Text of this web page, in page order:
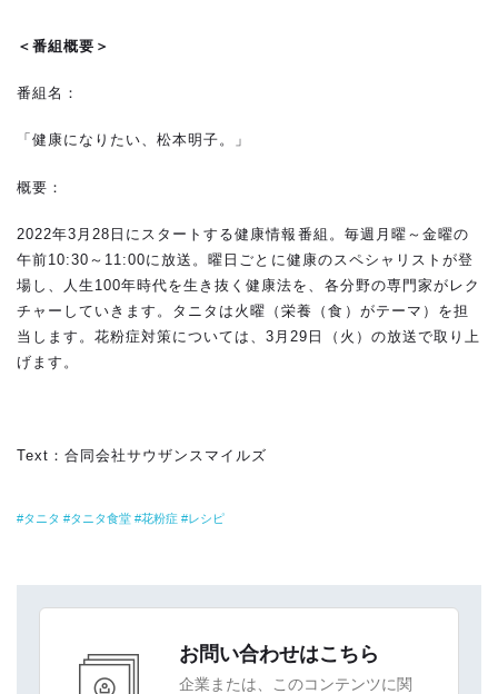
＜番組概要＞
番組名：
「健康になりたい、松本明子。」
概要：
2022年3月28日にスタートする健康情報番組。毎週月曜～金曜の
午前10:30～11:00に放送。曜日ごとに健康のスペシャリストが登
場し、人生100年時代を生き抜く健康法を、各分野の専門家がレク
チャーしていきます。タニタは火曜（栄養（食）がテーマ）を担
当します。花粉症対策については、3月29日（火）の放送で取り上
げます。
Text：合同会社サウザンスマイルズ
タニタ タニタ食堂 花粉症 レシピ
お問い合わせはこちら
企業または、このコンテンツに関